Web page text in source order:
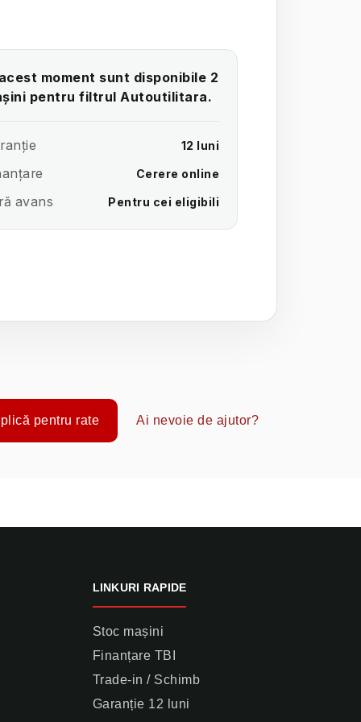
moment sunt disponibile 2
pentru filtrul Autoutilitara.
12 luni
Cerere online
avans Pentru cei eligibili
pentru rate Ai nevoie de ajutor?
LINKURI RAPIDE
Stoc mașini
Finanțare TBI
Trade-in / Schimb
Garanție 12 luni